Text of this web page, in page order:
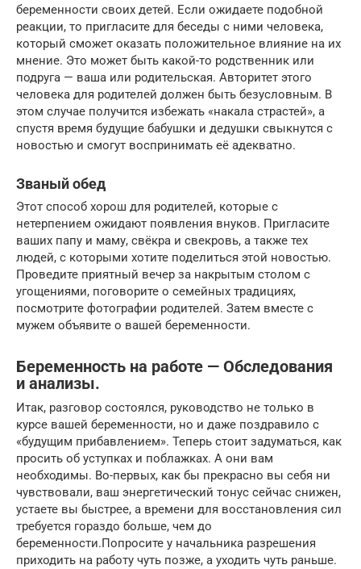
беременности своих детей. Если ожидаете подобной
реакции, то пригласите для беседы с ними человека,
который сможет оказать положительное влияние на их
мнение. Это может быть какой-то родственник или
подруга — ваша или родительская. Авторитет этого
человека для родителей должен быть безусловным. В
этом случае получится избежать «накала страстей», а
спустя время будущие бабушки и дедушки свыкнутся с
новостью и смогут воспринимать её адекватно.
Званый обед
Этот способ хорош для родителей, которые с
нетерпением ожидают появления внуков. Пригласите
ваших папу и маму, свёкра и свекровь, а также тех
людей, с которыми хотите поделиться этой новостью.
Проведите приятный вечер за накрытым столом с
угощениями, поговорите о семейных традициях,
посмотрите фотографии родителей. Затем вместе с
мужем объявите о вашей беременности.
Беременность на работе — Обследования
и анализы.
Итак, разговор состоялся, руководство не только в
курсе вашей беременности, но и даже поздравило с
«будущим прибавлением». Теперь стоит задуматься, как
просить об уступках и поблажках. А они вам
необходимы. Во-первых, как бы прекрасно вы себя ни
чувствовали, ваш энергетический тонус сейчас снижен,
устаете вы быстрее, а времени для восстановления сил
требуется гораздо больше, чем до
беременности.Попросите у начальника разрешения
приходить на работу чуть позже, а уходить чуть раньше.